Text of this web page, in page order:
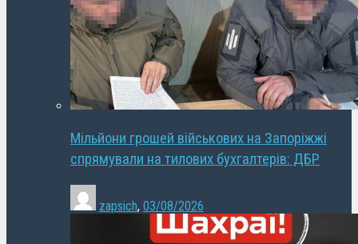
Мільйони грошей військових на Запоріжжі
спрямували на тилових бухгалтерів: ДБР
zapsich, 03/08/2026